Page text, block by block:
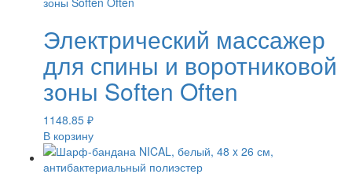
Электрический массажер
для спины и воротниковой
зоны Soften Often
1148.85 ₽
В корзину